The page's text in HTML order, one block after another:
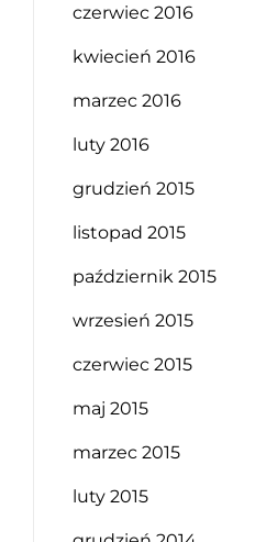
czerwiec 2016
kwiecień 2016
marzec 2016
luty 2016
grudzień 2015
listopad 2015
październik 2015
wrzesień 2015
czerwiec 2015
maj 2015
marzec 2015
luty 2015